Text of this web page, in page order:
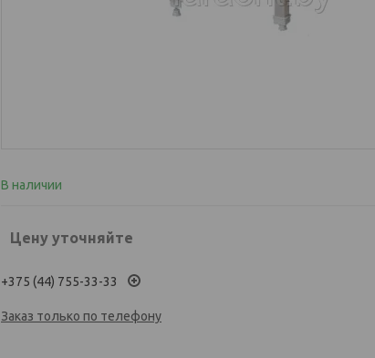
В наличии
Цену уточняйте
+375 (44) 755-33-33
Заказ только по телефону